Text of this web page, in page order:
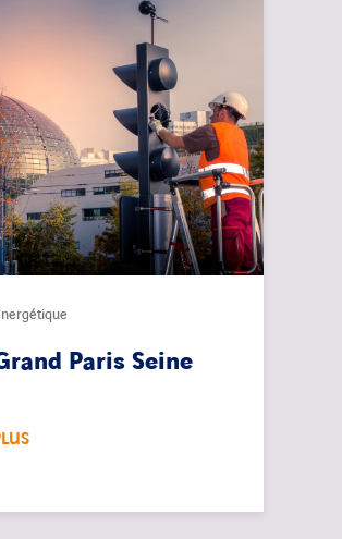
Paris Seine